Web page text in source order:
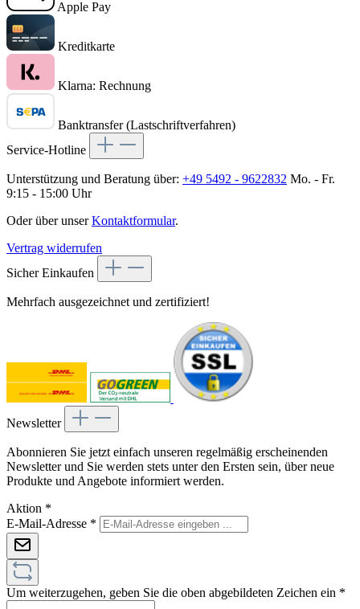
Apple Pay
Kreditkarte
Klarna: Rechnung
Banktransfer (Lastschriftverfahren)
Service-Hotline
Unterstützung und Beratung über: +49 5492 - 9622832 Mo. - Fr.
9:15 - 15:00 Uhr
Oder über unserKontaktformular.
Vertrag widerrufen
Sicher Einkaufen
Mehrfach ausgezeichnet und zertifiziert!
Newsletter
Abonnieren Sie jetzt einfach unseren regelmäßig erscheinenden
Newsletter und Sie werden stets unter den Ersten sein, über neue
Produkte und Angebote informiert werden.
Aktion *
E-Mail-Adresse *
Um weiterzugehen, geben Sie die oben abgebildeten Zeichen ein *